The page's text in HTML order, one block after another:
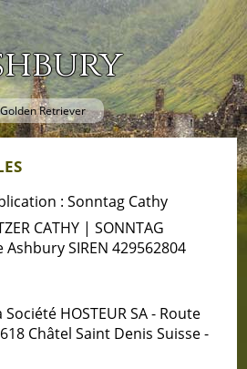
Golden Retriever
: Sonntag Cathy
CATHY | SONNTAG
Ashbury SIREN 429562804
HOSTEUR SA - Route
Châtel Saint Denis Suisse -